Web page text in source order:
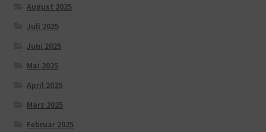
August 2025
Juli 2025
Juni 2025
Mai 2025
April 2025
März 2025
Februar 2025